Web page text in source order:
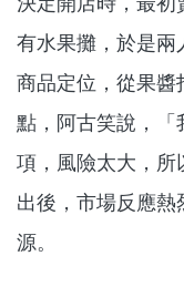
有水果攤，於是兩
商品定位，從果醬
點，阿古笑說，「
項，風險太大，所
出後，市場反應
源。